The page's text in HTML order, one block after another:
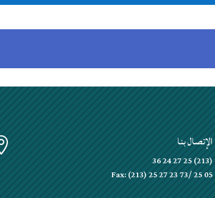
الإتصال بنا
(213) 25 27 24 36
Fax: (213) 25 27 23 73/ 25 05